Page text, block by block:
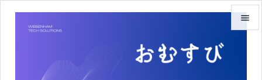
